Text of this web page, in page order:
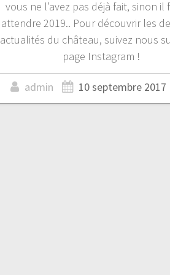
vous ne l’avez pas déjà fait, sinon il
attendre 2019.. Pour découvrir les
actualités du château, suivez nous
page Instagram !
admin 10 septembre 2017